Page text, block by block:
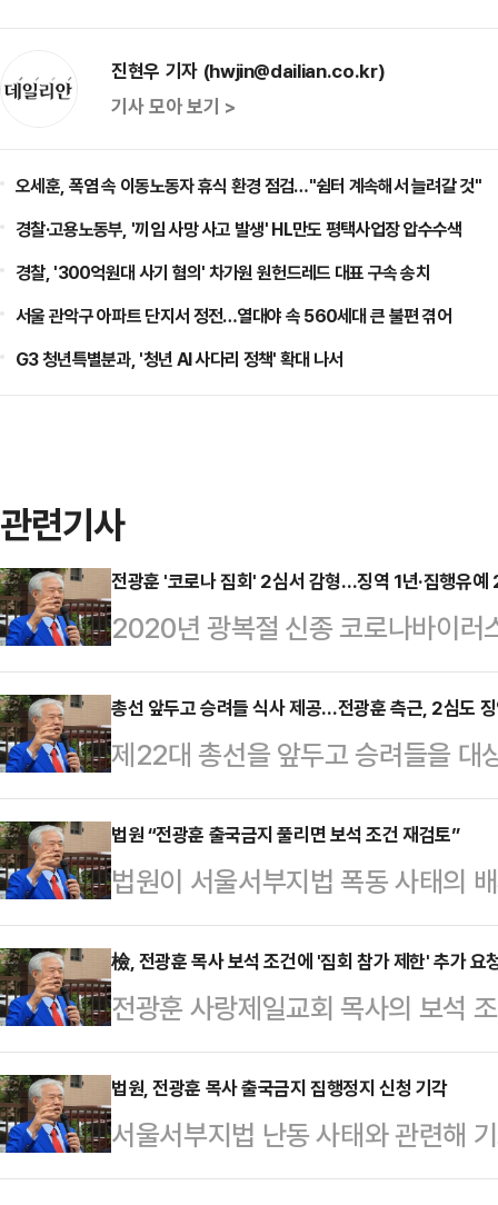
진현우 기자 (hwjin@dailian.co.kr)
기사 모아 보기 >
오세훈, 폭염 속 이동노동자 휴식 환경 점검…"쉼터 계속해서 늘려갈 것"
경찰·고용노동부, '끼임 사망 사고 발생' HL만도 평택사업장 압수수색
경찰, '300억원대 사기 혐의' 차가원 원헌드레드 대표 구속 송치
서울 관악구 아파트 단지서 정전…열대야 속 560세대 큰 불편 겪어
G3 청년특별분과, '청년 AI 사다리 정책' 확대 나서
관련기사
전광훈 '코로나 집회' 2심서 감형…징역 1년·집행유예
2020년 광복절 신종 코로나바이러
회를 연 혐의를 받는 전광훈 사랑제
다소 줄어든 징역형 집행유예를 선
형사3부(부장판사 이승한)는 집회
를 받는 전 목사에게 이날 징역 1년
했다.앞서 1심은 전 목사에게 징역
원을 선고한 바 있다.1심에서 징역
유총연맹 …
총선 앞두고 승려들 식사 제공…전광훈 측근, 2심도
제22대 총선을 앞두고 승려들을 대
의로 기소된 김종대 대한민국바로
에서도 징역형의 집행유예를 선고
형사7부(구회근 부장판사)는 최근
대표에게 1심과 같은 징역 1년에
회를 주최하고 승려들의 참석을 독
다.김 대표 등은 제22대 총선 공식
3월20일 서울의 한…
법원 “전광훈 출국금지 풀리면 보석 조건 재검토”
법원이 서울서부지법 폭동 사태의
에 대해 “상황에 따라 보석 조건을
지법 형사1단독 박지원 부장판사
행방해교사, 집회 및 시위에 관한
하며 이같이 밝혔다.박 부장판사는
없다는 전제하에 내린 것”이라며 “
경우, 혹은 전 목사의 향후 발언 및
우 도망의 염려가 있…
檢, 전광훈 목사 보석 조건에 '집회 참가 제한' 추가 요
전광훈 사랑제일교회 목사의 보석
검찰이 법원에 요청했다.21일 법조
이 같은 취지의 의견서를 서울서부
사태의 배후로 지목돼 구속기소 됐
석방됐다.법원은 전 목사가 당뇨병
법원, 전광훈 목사 출국금지 집행정지 신청 기각
서울서부지법 난동 사태와 관련해
측이 낸 출국금지 집행정지 신청이